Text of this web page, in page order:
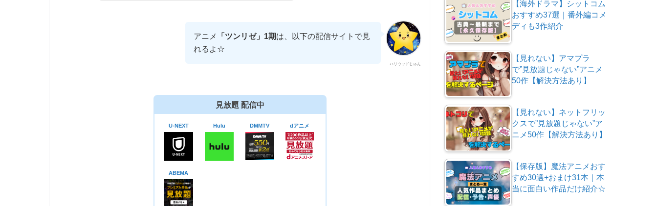
ハリウッドじゅん
アニメ 「ツンリゼ」1期は、以下の配信サイトで見
れるよ☆
見放題 配信中
U-NEXT Hulu DMMTV dアニメ
ABEMA
【海外ドラマ】シットコム
おすすめ37選｜番外編コメ
ディも3作紹介
【見れない】アマプラ
で”見放題じゃない”アニメ
50作【解決方法あり】
【見れない】ネットフリッ
クスで”見放題じゃない”ア
ニメ50作【解決方法あり】
【保存版】魔法アニメおす
すめ30選+おまけ31本｜本
当に面白い作品だけ紹介☆